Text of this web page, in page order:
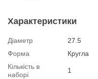
Характеристики
Діаметр
27.5
Форма
Кругла
Кількість в
наборі
1